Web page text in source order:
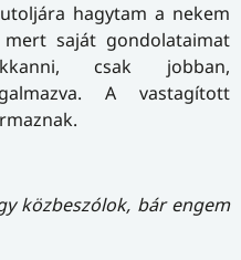
hagytam a nekem
mert saját gondolataimat
csak jobban,
A vastagított
közbeszólok, bár engem